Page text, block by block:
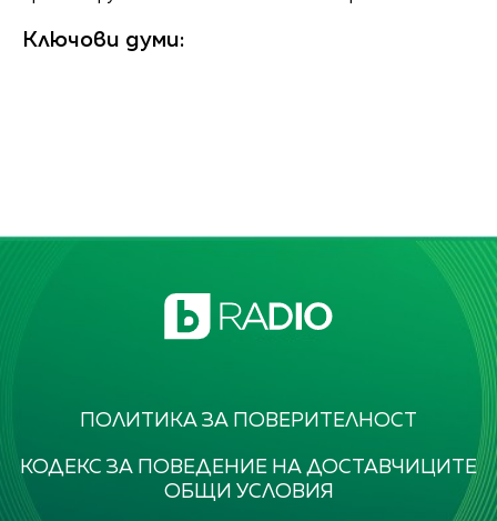
Ключови думи:
ПОЛИТИКА ЗА ПОВЕРИТЕЛНОСТ
КОДЕКС ЗА ПОВЕДЕНИЕ НА ДОСТАВЧИЦИТЕ
ОБЩИ УСЛОВИЯ